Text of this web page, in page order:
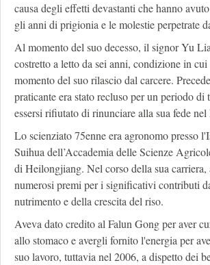
causa degli effetti devastanti che hanno
gli anni di prigionia e le molestie perpetrate
Al momento del suo decesso, il signor Yu
costretto a letto da sei anni, condizione in cui
momento del suo rilascio dal carcere.
praticante era stato recluso per un periodo di
essersi rifiutato di rinunciare alla sua fede
Lo scienziato 75enne era agronomo presso
Suihua dell’Accademia delle Scienze
di Heilongjiang. Nel corso della sua carriera,
numerosi premi per i significativi contributi
nutrimento e della crescita del riso.
Aveva dato credito al Falun Gong per aver
allo stomaco e avergli fornito l'energia per
suo lavoro, tuttavia nel 2006, a dispetto dei